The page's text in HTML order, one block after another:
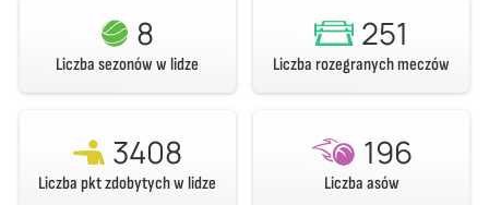
8
Liczba sezonów w lidze
251
Liczba rozegranych meczów
3408
Liczba pkt zdobytych w lidze
196
Liczba asów